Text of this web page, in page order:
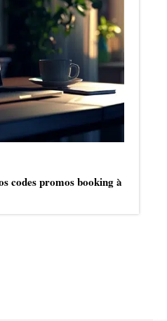
codes promos booking à